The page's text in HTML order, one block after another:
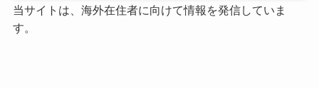
当サイトは、海外在住者に向けて情報を発信していま
す。